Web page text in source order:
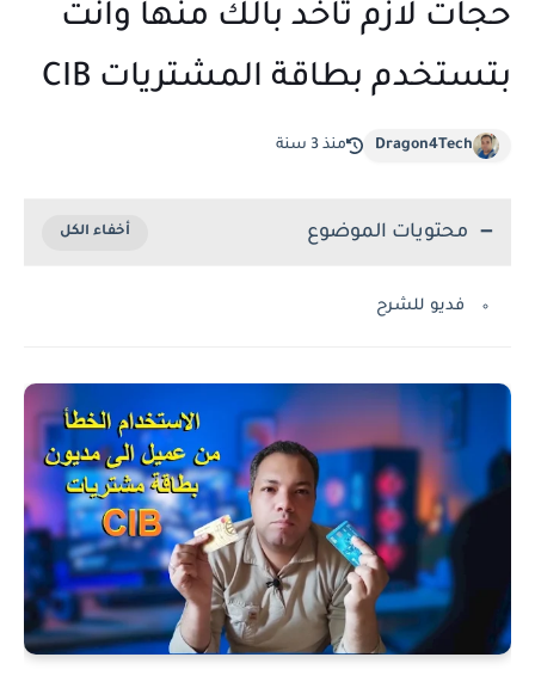
حجات لازم تاخد بالك منها وانت
بتستخدم بطاقة المشتريات CIB
Dragon4Tech منذ 3 سنة
محتويات الموضوع
فديو للشرح